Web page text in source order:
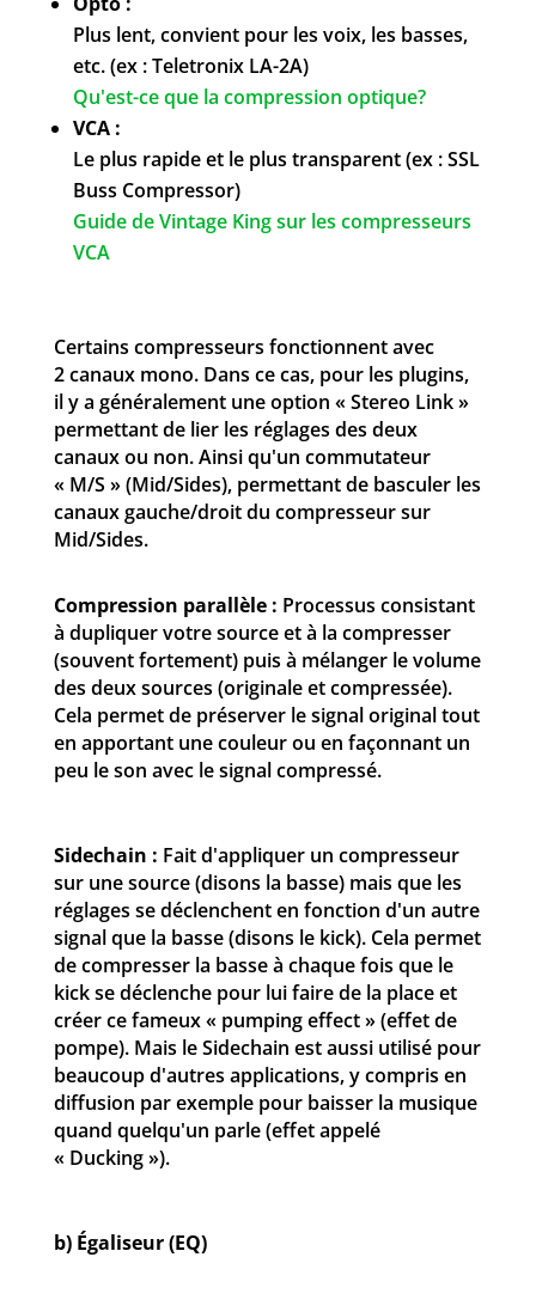
Plus lent, convient pour les voix, les basses,
etc. (ex : Teletronix LA-2A)
Qu'est-ce que la compression optique?
VCA :
Le plus rapide et le plus transparent (ex : SSL
Buss Compressor)
Guide de Vintage King sur les compresseurs
VCA
Certains compresseurs fonctionnent avec
2 canaux mono. Dans ce cas, pour les plugins,
il y a généralement une option « Stereo Link »
permettant de lier les réglages des deux
canaux ou non. Ainsi qu'un commutateur
« M/S » (Mid/Sides), permettant de basculer les
canaux gauche/droit du compresseur sur
Mid/Sides.
Compression parallèle : Processus consistant
à dupliquer votre source et à la compresser
(souvent fortement) puis à mélanger le volume
des deux sources (originale et compressée).
Cela permet de préserver le signal original tout
en apportant une couleur ou en façonnant un
peu le son avec le signal compressé.
Sidechain : Fait d'appliquer un compresseur
sur une source (disons la basse) mais que les
réglages se déclenchent en fonction d'un autre
signal que la basse (disons le kick). Cela permet
de compresser la basse à chaque fois que le
kick se déclenche pour lui faire de la place et
créer ce fameux « pumping effect » (effet de
pompe). Mais le Sidechain est aussi utilisé pour
beaucoup d'autres applications, y compris en
diffusion par exemple pour baisser la musique
quand quelqu'un parle (effet appelé
« Ducking »).
b) Égaliseur (EQ)